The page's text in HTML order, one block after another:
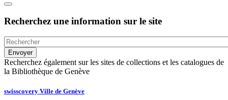
Recherchez une information sur le site
Recherchez également sur les sites de collections et les catalogues de
la Bibliothèque de Genève
swisscovery Ville de Genève